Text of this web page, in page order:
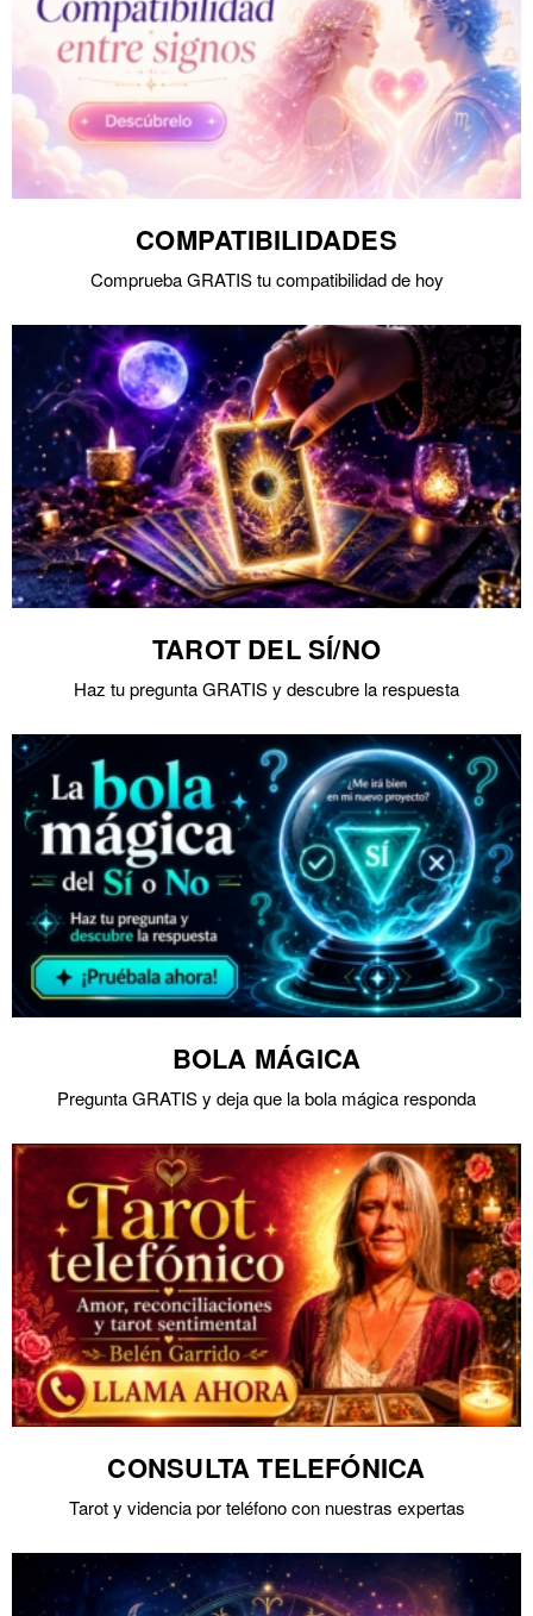
COMPATIBILIDADES
Comprueba GRATIS tu compatibilidad de hoy
TAROT DEL SÍ/NO
Haz tu pregunta GRATIS y descubre la respuesta
BOLA MÁGICA
Pregunta GRATIS y deja que la bola mágica responda
CONSULTA TELEFÓNICA
Tarot y videncia por teléfono con nuestras expertas